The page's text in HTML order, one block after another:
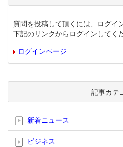
質問を投稿して頂くには、ログイ
下記のリンクからログインしてく
ログインページ
記事カテ
新着ニュース
ビジネス